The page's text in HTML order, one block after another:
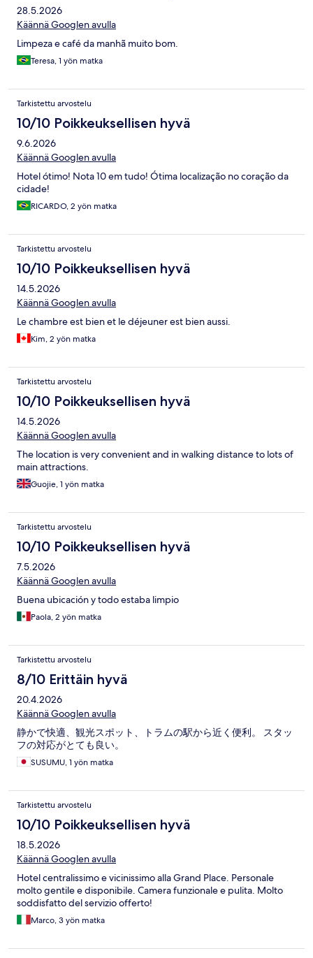
28.5.2026
Käännä Googlen avulla
Limpeza e café da manhã muito bom.
Teresa, 1 yön matka
Tarkistettu arvostelu
10/10 Poikkeuksellisen hyvä
9.6.2026
Käännä Googlen avulla
Hotel ótimo! Nota 10 em tudo! Ótima localização no coração da
cidade!
RICARDO, 2 yön matka
Tarkistettu arvostelu
10/10 Poikkeuksellisen hyvä
14.5.2026
Käännä Googlen avulla
Le chambre est bien et le déjeuner est bien aussi.
Kim, 2 yön matka
Tarkistettu arvostelu
10/10 Poikkeuksellisen hyvä
14.5.2026
Käännä Googlen avulla
The location is very convenient and in walking distance to lots of
main attractions.
Guojie, 1 yön matka
Tarkistettu arvostelu
10/10 Poikkeuksellisen hyvä
7.5.2026
Käännä Googlen avulla
Buena ubicación y todo estaba limpio
Paola, 2 yön matka
Tarkistettu arvostelu
8/10 Erittäin hyvä
20.4.2026
Käännä Googlen avulla
静かで快適、観光スポット、トラムの駅から近く便利。 スタッ
フの対応がとても良い。
SUSUMU, 1 yön matka
Tarkistettu arvostelu
10/10 Poikkeuksellisen hyvä
18.5.2026
Käännä Googlen avulla
Hotel centralissimo e vicinissimo alla Grand Place. Personale
molto gentile e disponibile. Camera funzionale e pulita. Molto
soddisfatto del servizio offerto!
Marco, 3 yön matka